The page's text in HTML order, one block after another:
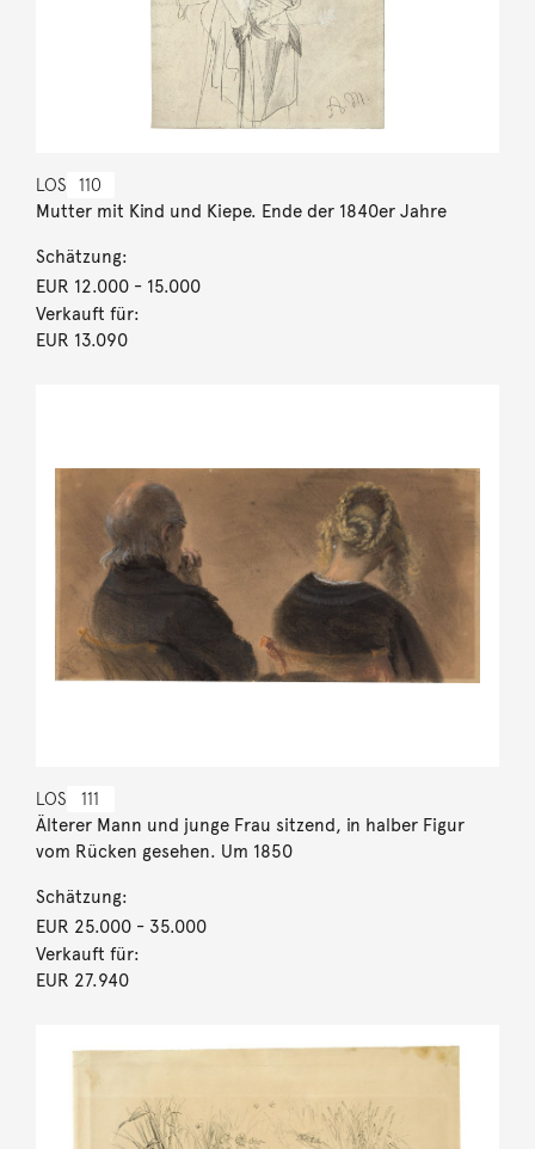
LOS 110
Mutter mit Kind und Kiepe. Ende der 1840er Jahre
Schätzung:
EUR 12.000- 15.000
Verkauft für:
EUR 13.090
LOS 111
Älterer Mann und junge Frau sitzend, in halber Figur
vom Rücken gesehen. Um 1850
Schätzung:
EUR 25.000- 35.000
Verkauft für:
EUR 27.940